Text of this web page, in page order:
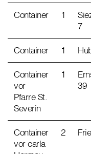
Container 1
7
Container 1
Container
vor
Pfarre St.
Severin
1
39
Container
vor carla
2